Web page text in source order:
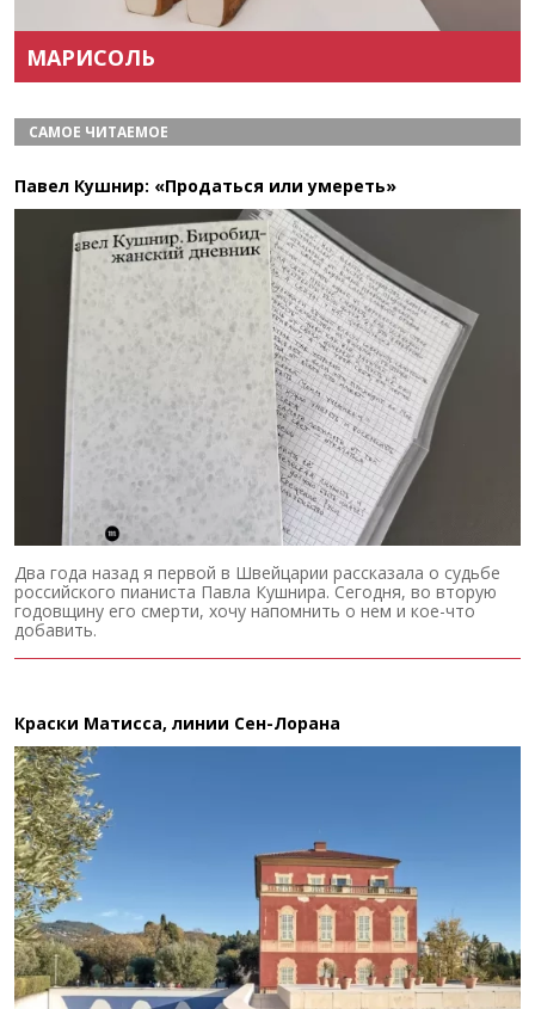
МАРИСОЛЬ
САМОЕ ЧИТАЕМОЕ
Павел Кушнир: «Продаться или умереть»
Два года назад я первой в Швейцарии рассказала о судьбе
российского пианиста Павла Кушнира. Сегодня, во вторую
годовщину его смерти, хочу напомнить о нем и кое-что
добавить.
Краски Матисса, линии Сен-Лорана